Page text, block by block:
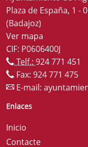
Plaza de España, 1 -
(Badajoz)
Ver mapa
CIF: P0606400J
Telf.: 924 771 451
Fax: 924 771 475
E-mail:
Enlaces
Inicio
Contacte